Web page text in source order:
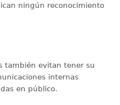
ningún reconocimiento
también evitan tener su
internas
en público.